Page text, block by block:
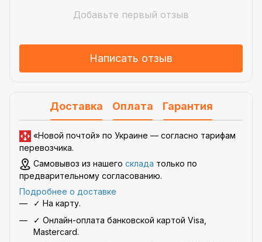
Добавьте первый отзыв
Написать отзыв
Доставка Оплата Гарантия
«Новой почтой» по Украине — согласно тарифам
перевозчика.
Самовывоз из нашего склада только по
предварительному согласованию.
Подробнее о доставке
✓ На карту.
✓ Онлайн-оплата банковской картой Visa,
Mastercard.